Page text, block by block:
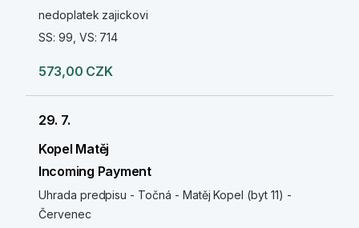
nedoplatek zajickovi
SS: 99, VS: 714
573,00 CZK
29. 7.
Kopel Matěj
Incoming Payment
Uhrada predpisu - Točná - Matěj Kopel (byt 11) -
Červenec